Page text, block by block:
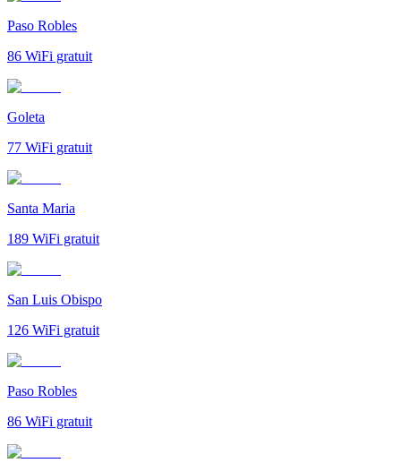
Paso Robles
86 WiFi gratuit
Goleta
77 WiFi gratuit
Santa Maria
189 WiFi gratuit
San Luis Obispo
126 WiFi gratuit
Paso Robles
86 WiFi gratuit